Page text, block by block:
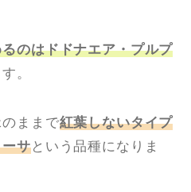
のはドドナエア・プルプ
。
ままで紅葉しないタイプ
サという品種になりま